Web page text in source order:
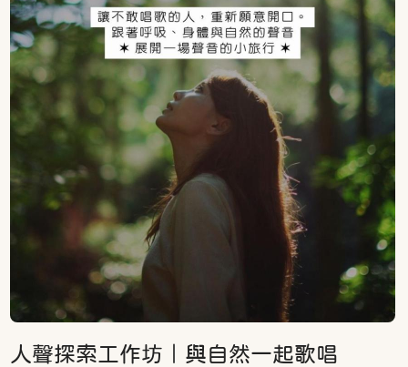
人聲探索工作坊｜與自然一起歌唱